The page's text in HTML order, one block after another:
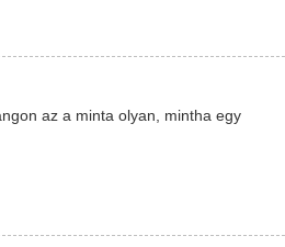
az a minta olyan, mintha egy